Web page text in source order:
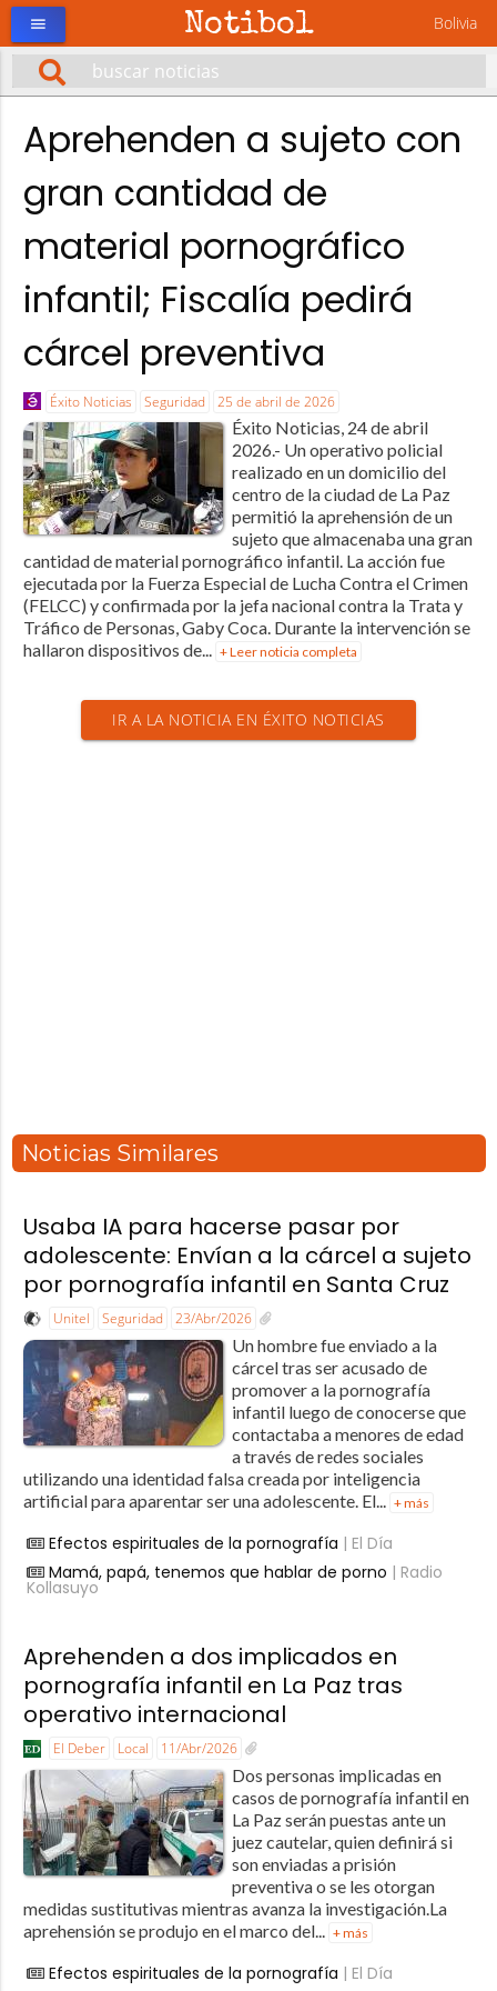
Notibol Bolivia
menu
Aprehenden a sujeto con
gran cantidad de
material pornográfico
infantil; Fiscalía pedirá
cárcel preventiva
Éxito Noticias Seguridad 25 de abril de 2026
Éxito Noticias, 24 de abril
2026.- Un operativo policial
realizado en un domicilio del
centro de la ciudad de La Paz
permitió la aprehensión de un
sujeto que almacenaba una gran
cantidad de material pornográfico infantil. La acción fue
ejecutada por la Fuerza Especial de Lucha Contra el Crimen
(FELCC) y confirmada por la jefa nacional contra la Trata y
Tráfico de Personas, Gaby Coca. Durante la intervención se
hallaron dispositivos de... + Leer noticia completa
IR A LA NOTICIA EN ÉXITO NOTICIAS
Noticias Similares
Usaba IA para hacerse pasar por
adolescente: Envían a la cárcel a sujeto
por pornografía infantil en Santa Cruz
Unitel Seguridad 23/Abr/2026
Un hombre fue enviado a la
cárcel tras ser acusado de
promover a la pornografía
infantil luego de conocerse que
contactaba a menores de edad
a través de redes sociales
utilizando una identidad falsa creada por inteligencia
artificial para aparentar ser una adolescente. El... + más
Efectos espirituales de la pornografía | El Día
Mamá, papá, tenemos que hablar de porno | Radio
Kollasuyo
Aprehenden a dos implicados en
pornografía infantil en La Paz tras
operativo internacional
El Deber Local 11/Abr/2026
Dos personas implicadas en
casos de pornografía infantil en
La Paz serán puestas ante un
juez cautelar, quien definirá si
son enviadas a prisión
preventiva o se les otorgan
medidas sustitutivas mientras avanza la investigación.La
aprehensión se produjo en el marco del...
+ más
Efectos espirituales de la pornografía | El Día